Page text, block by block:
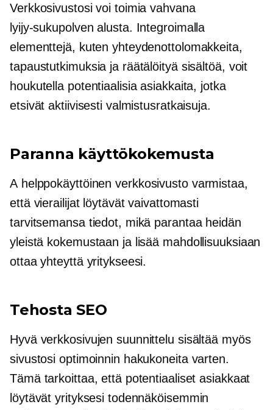
Verkkosivustosi voi toimia vahvana
lyijy-sukupolven alusta. Integroimalla
elementtejä, kuten yhteydenottolomakkeita,
tapaustutkimuksia ja räätälöityä sisältöä, voit
houkutella potentiaalisia asiakkaita, jotka
etsivät aktiivisesti valmistusratkaisuja.
Paranna käyttökokemusta
A helppokäyttöinen verkkosivusto varmistaa,
että vierailijat löytävät vaivattomasti
tarvitsemansa tiedot, mikä parantaa heidän
yleistä kokemustaan ​​ja lisää mahdollisuuksiaan
ottaa yhteyttä yritykseesi.
Tehosta SEO
Hyvä verkkosivujen suunnittelu sisältää myös
sivustosi optimoinnin hakukoneita varten.
Tämä tarkoittaa, että potentiaaliset asiakkaat
löytävät yrityksesi todennäköisemmin